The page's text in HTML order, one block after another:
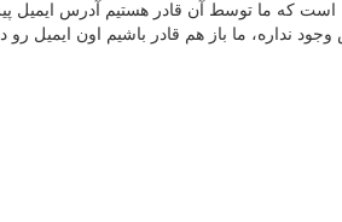
است که ما توسط آن قادر هستیم آدرس
نداره، ما باز هم قادر باشیم اون ایمیل رو